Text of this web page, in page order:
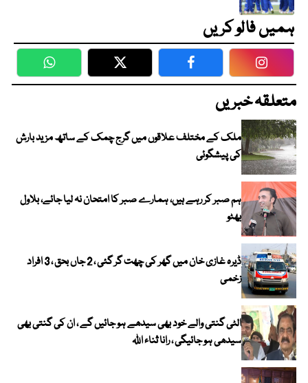
ہمیں فالو کریں
WhatsApp Twitter Facebook
متعلقہ خبریں
ملک کے مختلف علاقوں میں گرج چمک کے ساتھ مزید بارش
کی پیشگوئی
ہم صبر کر رہے ہیں، ہمارے صبر کا امتحان نہ لیا جائے، بلاول
بھٹو
ڈیرہ غازی خان میں گھر کی چھت گر گئی ، 2 جاں بحق ، 3 افراد
زخمی
الٹی گنتی والے خود بھی سیدھے ہو جائیں گے ، ان کی گنتی بھی
سیدھی ہو جائیگی ، رانا ثناء اللہ